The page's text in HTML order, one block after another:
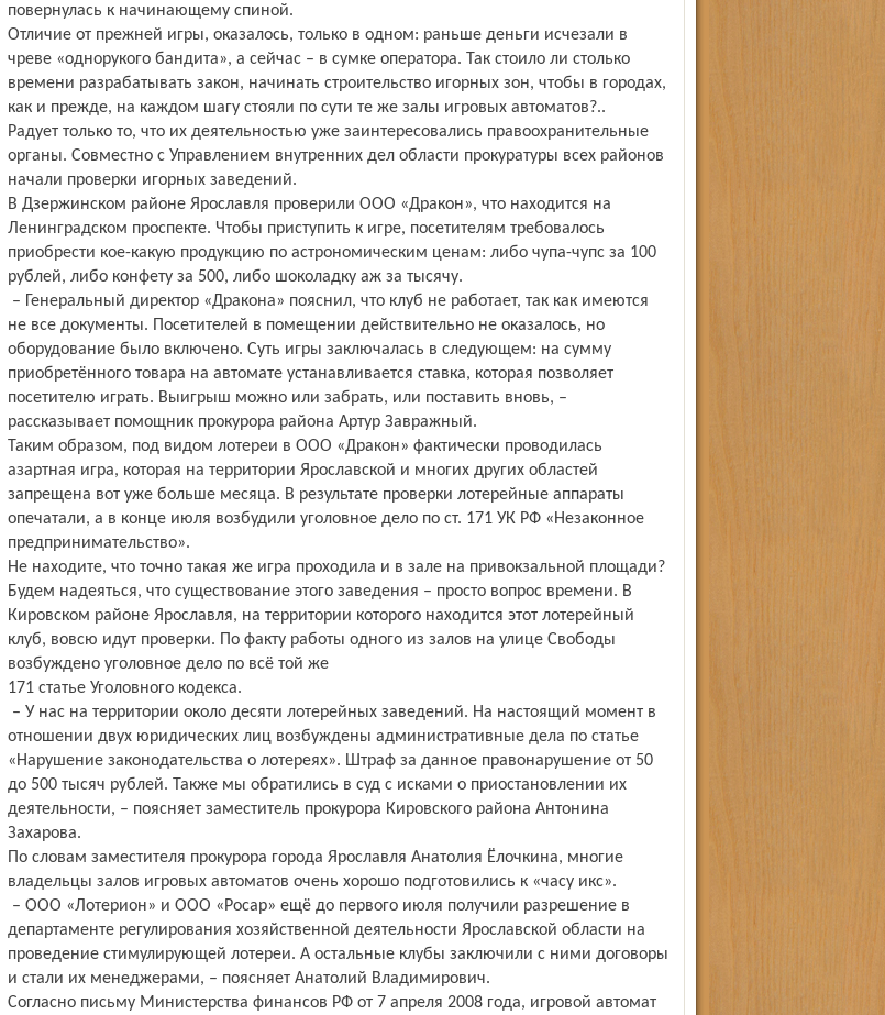
повернулась к начинающему спиной.
Отличие от прежней игры, оказалось, только в одном: раньше деньги исчезали в
чреве «однорукого бандита», а сейчас – в сумке оператора. Так стоило ли столько
времени разрабатывать закон, начинать строительство игорных зон, чтобы в городах,
как и прежде, на каждом шагу стояли по сути те же залы игровых автоматов?..
Радует только то, что их деятельностью уже заинтересовались правоохранительные
органы. Совместно с Управлением внутренних дел области прокуратуры всех районов
начали проверки игорных заведений.
В Дзержинском районе Ярославля проверили ООО «Дракон», что находится на
Ленинградском проспекте. Чтобы приступить к игре, посетителям требовалось
приобрести кое-какую продукцию по астрономическим ценам: либо чупа-чупс за 100
рублей, либо конфету за 500, либо шоколадку аж за тысячу.
– Генеральный директор «Дракона» пояснил, что клуб не работает, так как имеются
не все документы. Посетителей в помещении действительно не оказалось, но
оборудование было включено. Суть игры заключалась в следующем: на сумму
приобретённого товара на автомате устанавливается ставка, которая позволяет
посетителю играть. Выигрыш можно или забрать, или поставить вновь, –
рассказывает помощник прокурора района Артур Завражный.
Таким образом, под видом лотереи в ООО «Дракон» фактически проводилась
азартная игра, которая на территории Ярославской и многих других областей
запрещена вот уже больше месяца. В результате проверки лотерейные аппараты
опечатали, а в конце июля возбудили уголовное дело по ст. 171 УК РФ «Незаконное
предпринимательство».
Не находите, что точно такая же игра проходила и в зале на привокзальной площади?
Будем надеяться, что существование этого заведения – просто вопрос времени. В
Кировском районе Ярославля, на территории которого находится этот лотерейный
клуб, вовсю идут проверки. По факту работы одного из залов на улице Свободы
возбуждено уголовное дело по всё той же
171 статье Уголовного кодекса.
– У нас на территории около десяти лотерейных заведений. На настоящий момент в
отношении двух юридических лиц возбуждены административные дела по статье
«Нарушение законодательства о лотереях». Штраф за данное правонарушение от 50
до 500 тысяч рублей. Также мы обратились в суд с исками о приостановлении их
деятельности, – поясняет заместитель прокурора Кировского района Антонина
Захарова.
По словам заместителя прокурора города Ярославля Анатолия Ёлочкина, многие
владельцы залов игровых автоматов очень хорошо подготовились к «часу икс».
– ООО «Лотерион» и ООО «Росар» ещё до первого июля получили разрешение в
департаменте регулирования хозяйственной деятельности Ярославской области на
проведение стимулирующей лотереи. А остальные клубы заключили с ними договоры
и стали их менеджерами, – поясняет Анатолий Владимирович.
Согласно письму Министерства финансов РФ от 7 апреля 2008 года, игровой автомат